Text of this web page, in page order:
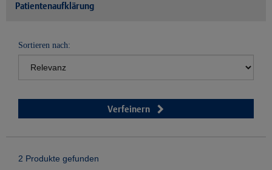
Patientenaufklärung
Sortieren nach:
Verfeinern
2 Produkte gefunden